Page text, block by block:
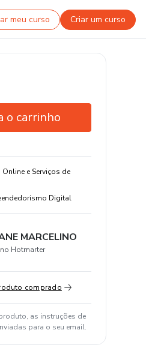
meu curso Criar um curso
o carrinho
jeito e em qualquer
Online e Serviços de
Digital
MARCELINO
Hotmarter
comprado
as instruções de
para o seu email.